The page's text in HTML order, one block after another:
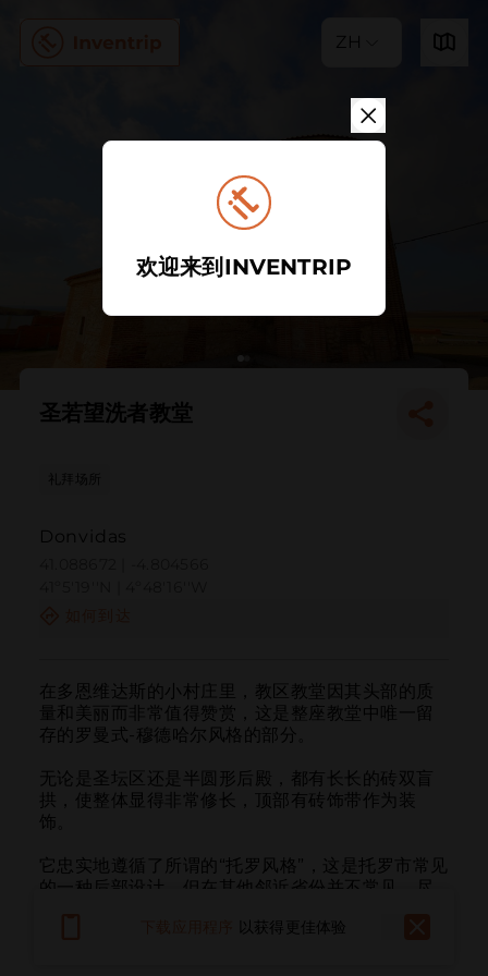
ZH
圣若望洗者教堂
Donvidas
在多恩维达斯的小村庄里，教区教堂因其头部的质
量和美丽而非常值得赞赏，这是整座教堂中唯一留
存的罗曼式-穆德哈尔风格的部分。
无论是圣坛区还是半圆形后殿，都有长长的砖双盲
拱，使整体显得非常修长，顶部有砖饰带作为装
饰。
它忠实地遵循了所谓的“托罗风格”，这是托罗市常见
的一种后部设计，但在其他邻近省份并不常见，尽
图恩加）仍有一些好的例子。以获得更佳体验
欢迎来到INVENTRIP